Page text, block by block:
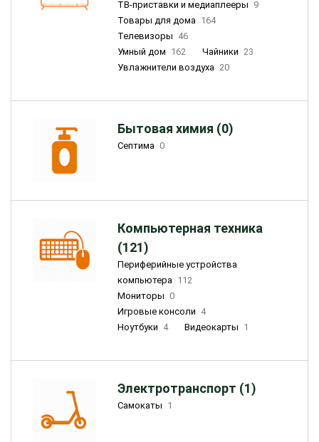
ТВ-приставки и медиаплееры 9
Товары для дома 164
Телевизоры 46
Умный дом 162 Чайники 23
Увлажнители воздуха 20
Бытовая химия (0)
Септима 0
Компьютерная техника
(121)
Периферийные устройства
компьютера 112
Мониторы 0
Игровые консоли 4
Ноутбуки 4 Видеокарты 1
Электротранспорт (1)
Самокаты 1